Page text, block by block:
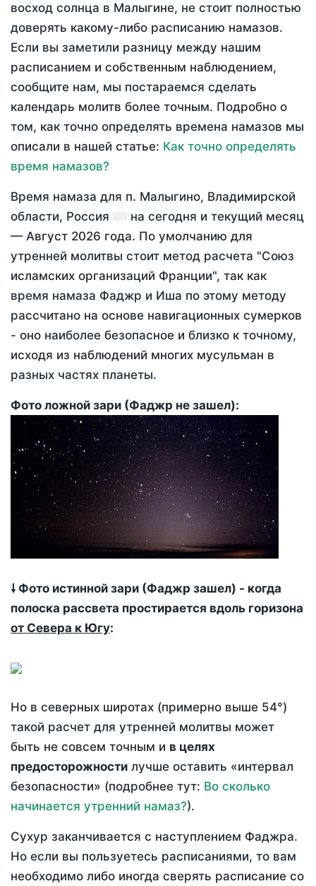
восход солнца в Малыгине, не стоит полностью
доверять какому-либо расписанию намазов.
Если вы заметили разницу между нашим
расписанием и собственным наблюдением,
сообщите нам, мы постараемся сделать
календарь молитв более точным. Подробно о
том, как точно определять времена намазов мы
описали в нашей статье: Как точно определять
время намазов?
Время намаза для п. Малыгино, Владимирской
области, Россия
на сегодня и текущий месяц
— Август 2026 года. По умолчанию для
утренней молитвы стоит метод расчета "Союз
исламских организаций Франции", так как
время намаза Фаджр и Иша по этому методу
рассчитано на основе навигационных сумерков
- оно наиболее безопасное и близко к точному,
исходя из наблюдений многих мусульман в
разных частях планеты.
Фото ложной зари (Фаджр не зашел):
🠗 Фото истинной зари (Фаджр зашел) - когда
полоска рассвета простирается вдоль горизона
от Севера к Югу:
Но в северных широтах (примерно выше 54°)
такой расчет для утренней молитвы может
быть не совсем точным и в целях
предосторожности лучше оставить «интервал
безопасности» (подробнее тут: Во сколько
начинается утренний намаз?).
Сухур заканчивается с наступлением Фаджра.
Но если вы пользуетесь расписаниями, то вам
необходимо либо иногда сверять расписание со